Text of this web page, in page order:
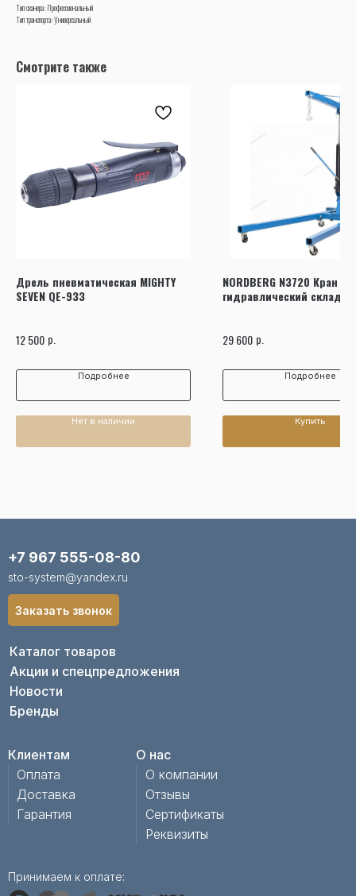
Тип сканера: Профессиональный
Тип транспорта: Универсальный
Смотрите также
Дрель пневматическая MIGHTY
SEVEN QE-933
12 500 р.
Подробнее
Нет в наличии
NORDBERG N3720 Кран
гидравлический
29 600 р.
Подробнее
Купить
Каталог товаров
Акции и спецпредложения
Новости
Бренды
Клиентам
Оплата
Доставка
Гарантия
О нас
О компании
Отзывы
Сертификаты
Реквизиты
+7 967 555-08-80
sto-system@yandex.ru
Принимаем к оплате:
Заказать звонок